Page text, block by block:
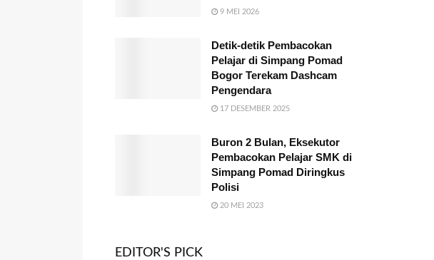
9 MEI 2026
Detik-detik Pembacokan
Pelajar di Simpang Pomad
Bogor Terekam Dashcam
Pengendara
17 DESEMBER 2025
Buron 2 Bulan, Eksekutor
Pembacokan Pelajar SMK di
Simpang Pomad Diringkus
Polisi
20 MEI 2023
EDITOR'S PICK